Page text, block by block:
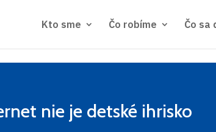
Kto sme Čo robíme Čo sa
nie je detské ihrisko